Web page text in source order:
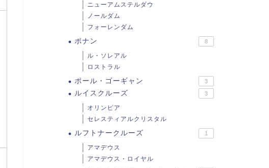
ニューアムステルダウ
ノールダム
フォーレンダム
ポナン 8
ル・ソレアル
ロストラル
ポール・ゴーギャン 3
ルイスクルーズ 3
オリンピア
セレスティアルクリスタル
ルフトナークルーズ 1
アマデウス
アマデウス・ロイヤル